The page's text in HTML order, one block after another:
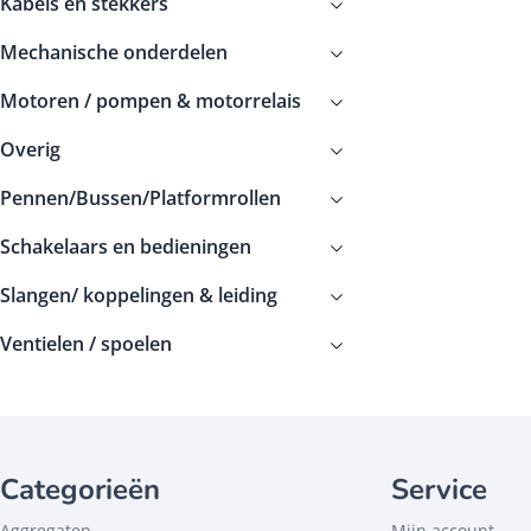
Mechanische onderdelen
Motoren / pompen & motorrelais
Overig
Pennen/Bussen/Platformrollen
Schakelaars en bedieningen
Slangen/ koppelingen & leiding
Ventielen / spoelen
Categorieën Service